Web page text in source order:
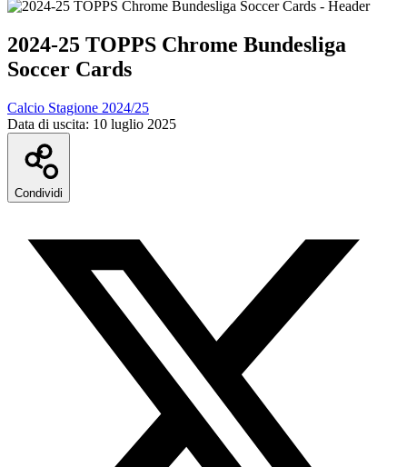
2024-25 TOPPS Chrome Bundesliga
Soccer Cards
Calcio Stagione 2024/25
Data di uscita: 10 luglio 2025
Condividi